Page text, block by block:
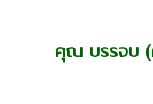
คุณ บรรจบ